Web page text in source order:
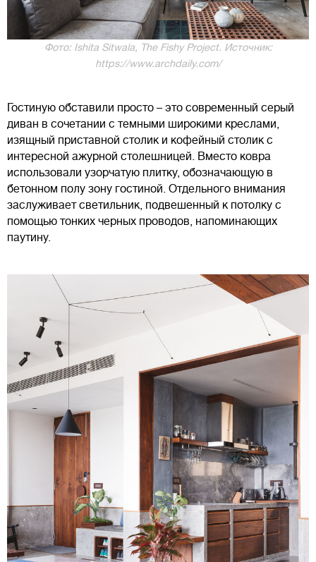
Фото: Ishita Sitwala, The Fishy Project. Источник:
https://www.archdaily.com/
Гостиную обставили просто – это современный серый
диван в сочетании с темными широкими креслами,
изящный приставной столик и кофейный столик с
интересной ажурной столешницей. Вместо ковра
использовали узорчатую плитку, обозначающую в
бетонном полу зону гостиной. Отдельного внимания
заслуживает светильник, подвешенный к потолку с
помощью тонких черных проводов, напоминающих
паутину.